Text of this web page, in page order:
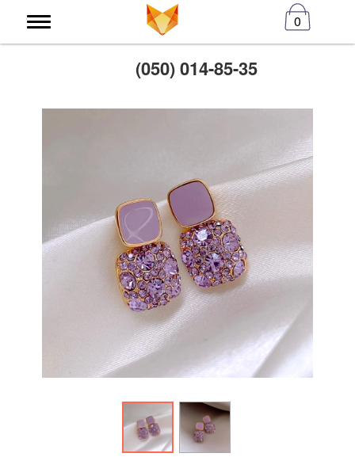
0
(050) 014-85-35